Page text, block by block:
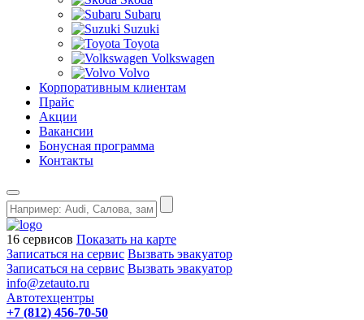
Subaru
Suzuki
Toyota
Volkswagen
Volvo
Корпоративным клиентам
Прайс
Акции
Вакансии
Бонусная программа
Контакты
16 сервисов Показать на карте
Записаться на сервис Вызвать эвакуатор
Записаться на сервис Вызвать эвакуатор
info@zetauto.ru
Автотехцентры
+7 (812) 456-70-50